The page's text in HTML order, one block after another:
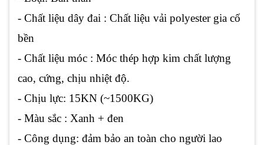
- Chất liệu dây đai : Chất liệu vải polyester gia cố
bền
- Chất liệu móc : Móc thép hợp kim chất lượng
cao, cứng, chịu nhiệt độ.
- Chịu lực: 15KN (~1500KG)
- Màu sắc : Xanh + đen
- Công dụng: đảm bảo an toàn cho người lao